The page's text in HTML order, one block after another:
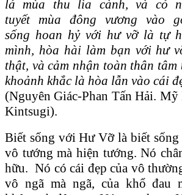
lá mùa thu lìa cành, và có
tuyết mùa đông vương vào
sống hoan hỷ với hư vỡ là tự
mình, hòa hài làm bạn với hư
thật, và cảm nhận toàn thân
khoảnh khắc là hòa lẫn vào cái
(Nguyên Giác-Phan Tấn Hải.
Kintsugi).
Biết sống với Hư Vỡ là biết
vô tướng mà hiện tướng. Nó
hữu. Nó có cái đẹp của vô
vô ngã mà ngã, của khổ đau